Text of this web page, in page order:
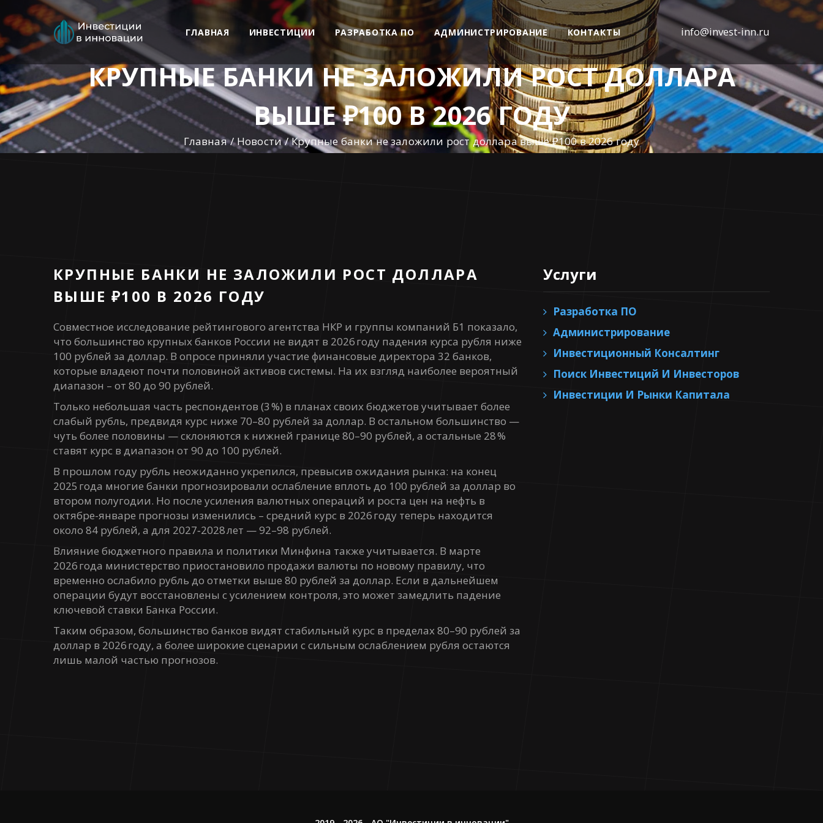
ГЛАВНАЯ ИНВЕСТИЦИИ РАЗРАБОТКА ПО АДМИНИСТРИРОВАНИЕ КОНТАКТЫ info@invest-inn.ru
КРУПНЫЕ БАНКИ НЕ ЗАЛОЖИЛИ РОСТ ДОЛЛАРА
ВЫШЕ ₽100 В 2026 ГОДУ
Главная Новости Крупные банки не заложили рост доллара выше ₽100 в 2026 году
КРУПНЫЕ БАНКИ НЕ ЗАЛОЖИЛИ РОСТ ДОЛЛАРА
ВЫШЕ ₽100 В 2026 ГОДУ
Совместное исследование рейтингового агентства НКР и группы компаний Б1 показало,
что большинство крупных банков России не видят в 2026 году падения курса рубля ниже
100 рублей за доллар. В опросе приняли участие финансовые директора 32 банков,
которые владеют почти половиной активов системы. На их взгляд наиболее вероятный
диапазон – от 80 до 90 рублей.
Только небольшая часть респондентов (3 %) в планах своих бюджетов учитывает более
слабый рубль, предвидя курс ниже 70–80 рублей за доллар. В остальном большинство —
чуть более половины — склоняются к нижней границе 80–90 рублей, а остальные 28 %
ставят курс в диапазон от 90 до 100 рублей.
В прошлом году рубль неожиданно укрепился, превысив ожидания рынка: на конец
2025 года многие банки прогнозировали ослабление вплоть до 100 рублей за доллар во
втором полугодии. Но после усиления валютных операций и роста цен на нефть в
октябре-январе прогнозы изменились – средний курс в 2026 году теперь находится
около 84 рублей, а для 2027‑2028 лет — 92–98 рублей.
Влияние бюджетного правила и политики Минфина также учитывается. В марте
2026 года министерство приостановило продажи валюты по новому правилу, что
временно ослабило рубль до отметки выше 80 рублей за доллар. Если в дальнейшем
операции будут восстановлены с усилением контроля, это может замедлить падение
ключевой ставки Банка России.
Таким образом, большинство банков видят стабильный курс в пределах 80–90 рублей за
доллар в 2026 году, а более широкие сценарии с сильным ослаблением рубля остаются
лишь малой частью прогнозов.
Услуги
Разработка ПО
Администрирование
Инвестиционный Консалтинг
Поиск Инвестиций И Инвесторов
Инвестиции И Рынки Капитала